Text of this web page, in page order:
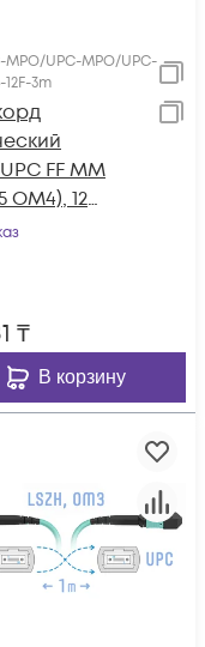
MPO/UPC-MPO/UPC-
3m
FF MM
OM4), 12
3 метра
₸
В корзину